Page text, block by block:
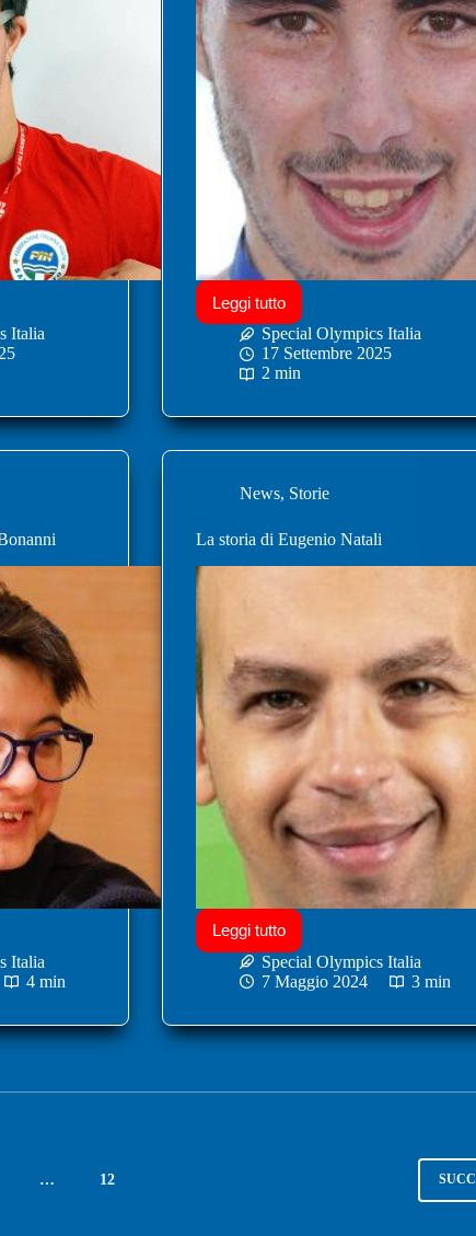
Italia
Leggi tutto
Special Olympics Italia
17 Settembre 2025
2 min
Italia
4 min
News, Storie
La storia di Eugenio Natali
Leggi tutto
Special Olympics Italia
7 Maggio 2024
3 min
… 12 SUCC